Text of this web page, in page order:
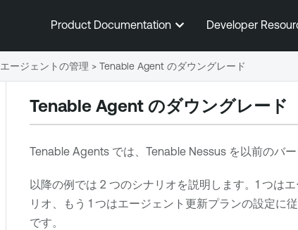
メインコンテ
Product Documentation Developer
Tenable Agentのダウングレード
Tenable Agentsでは、 Tenable Nessusを以前のバ
以降の例では 2 つのシナリオを説明します。1 つは
リオ、もう 1 つはエージェント更新プランの設定に
です。
エージェントの管理 > Tenable Agent のダウングレード